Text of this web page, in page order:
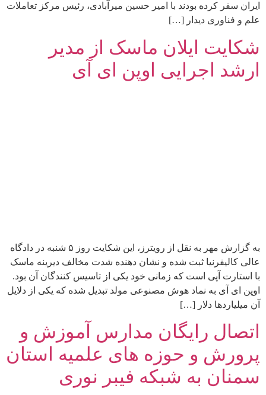
ایران سفر کرده بودند با امیر حسین میرآبادی، رئیس مرکز تعاملات
علم و فناوری دیدار […]
شکایت ایلان ماسک از مدیر
ارشد اجرایی اوپن ای آی
به گزارش مهر به نقل از رویترز، این شکایت روز ۵ شنبه در دادگاه
عالی کالیفرنیا ثبت شده و نشان دهنده شدت مخالف دیرینه ماسک
با استارت آپی است که زمانی خود یکی از تاسیس کنندگان آن بود.
اوپن ای آی به نماد هوش مصنوعی مولد تبدیل شده که یکی از دلایل
آن میلیاردها دلار […]
اتصال رایگان مدارس آموزش و
پرورش و حوزه های علمیه استان
سمنان به شبکه فیبر نوری